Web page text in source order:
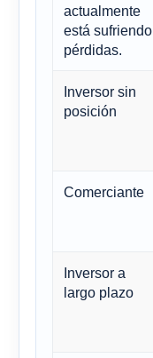
actualmente
está sufriendo
pérdidas.
Inversor sin
posición
Comerciante
Inversor a
largo plazo